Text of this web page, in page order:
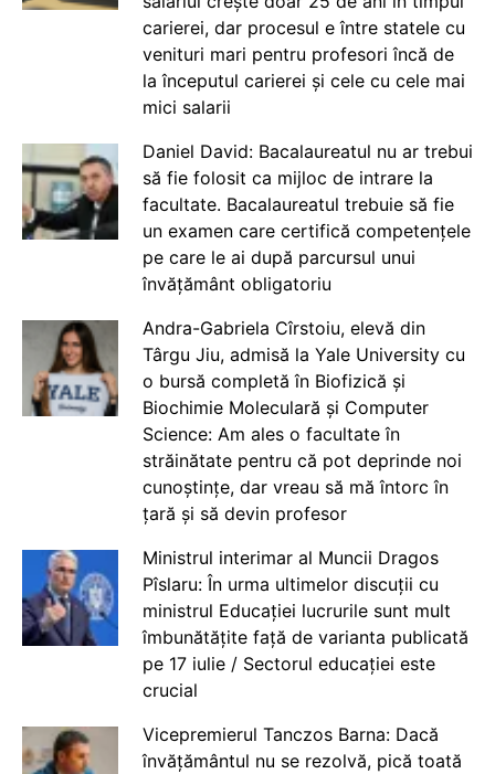
carierei, dar procesul e între statele cu
venituri mari pentru profesori încă de
la începutul carierei și cele cu cele mai
mici salarii
Daniel David: Bacalaureatul nu ar trebui
să fie folosit ca mijloc de intrare la
facultate. Bacalaureatul trebuie să fie
un examen care certifică competențele
pe care le ai după parcursul unui
învățământ obligatoriu
Andra-Gabriela Cîrstoiu, elevă din
Târgu Jiu, admisă la Yale University cu
o bursă completă în Biofizică și
Biochimie Moleculară și Computer
Science: Am ales o facultate în
străinătate pentru că pot deprinde noi
cunoștințe, dar vreau să mă întorc în
țară și să devin profesor
Ministrul interimar al Muncii Dragos
Pîslaru: În urma ultimelor discuții cu
ministrul Educației lucrurile sunt mult
îmbunătățite față de varianta publicată
pe 17 iulie / Sectorul educației este
crucial
Vicepremierul Tanczos Barna: Dacă
învățământul nu se rezolvă, pică toată